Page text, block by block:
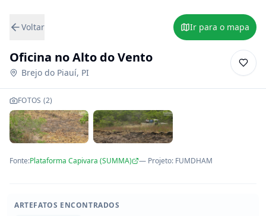
Voltar Ir para o mapa
Oficina no Alto do Vento
Brejo do Piauí, PI
FOTOS (2)
Fonte:Plataforma Capivara (SUMMA) — Projeto: FUMDHAM
ARTEFATOS ENCONTRADOS